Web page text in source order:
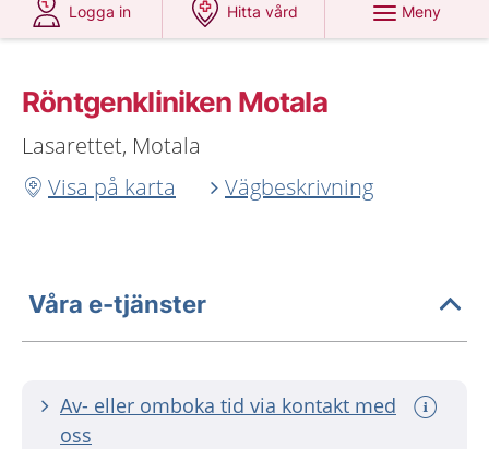
Logga in
Hitta vård
Meny
Röntgenkliniken Motala
Lasarettet, Motala
Visa på karta
Vägbeskrivning
Våra e-tjänster
Av- eller omboka tid via kontakt med
oss